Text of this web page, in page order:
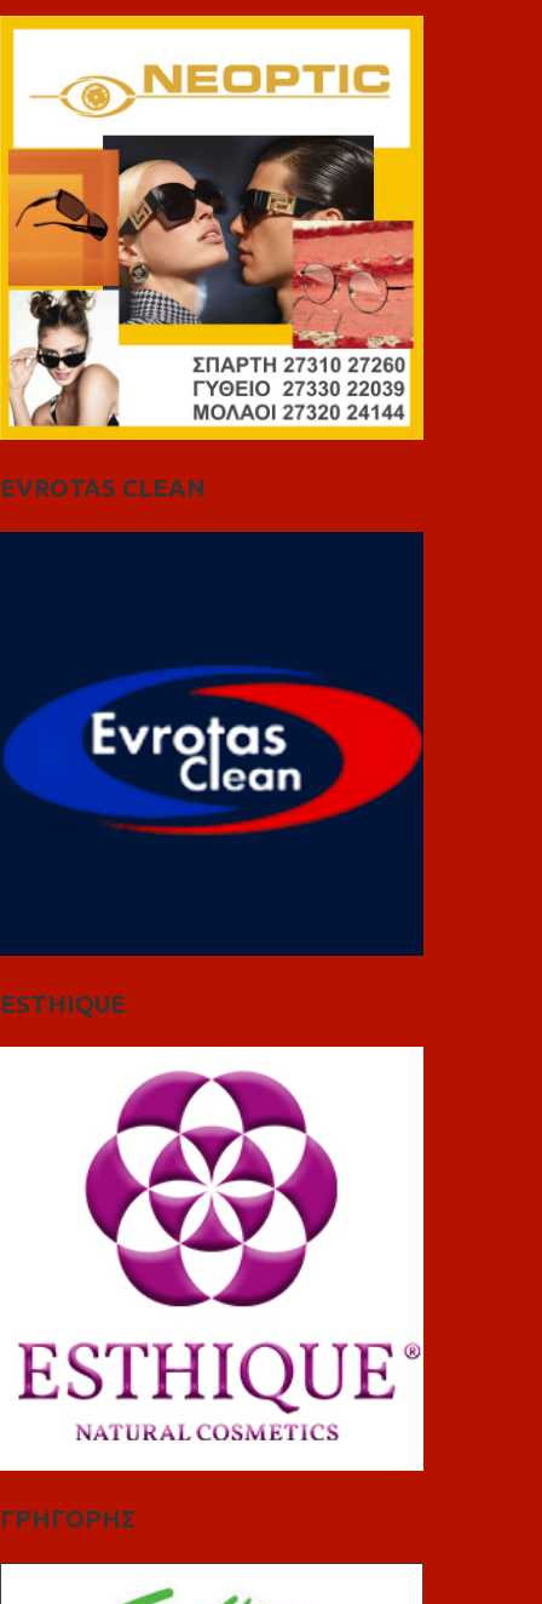
EVROTAS CLEAN
ESTHIQUE
ΓΡΗΓΟΡΗΣ